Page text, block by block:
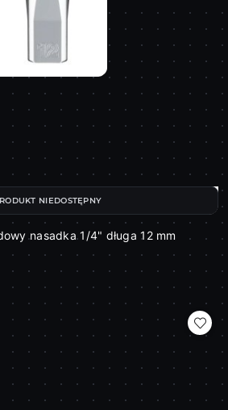
nasadka 1/4" długa 12 mm
NIEDOSTĘPNY